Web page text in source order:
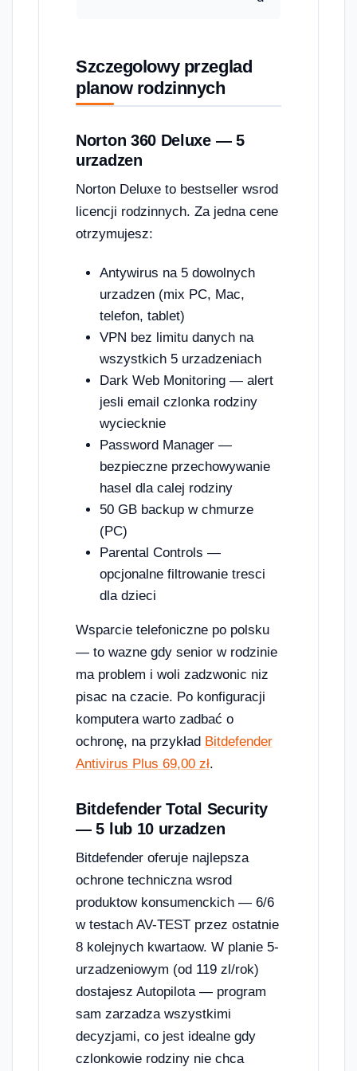
Szczegolowy przeglad
planow rodzinnych
Norton 360 Deluxe — 5
urzadzen
Norton Deluxe to bestseller wsrod
licencji rodzinnych. Za jedna cene
otrzymujesz:
Antywirus na 5 dowolnych
urzadzen (mix PC, Mac,
telefon, tablet)
VPN bez limitu danych na
wszystkich 5 urzadzeniach
Dark Web Monitoring — alert
jesli email czlonka rodziny
wyciecknie
Password Manager —
bezpieczne przechowywanie
hasel dla calej rodziny
50 GB backup w chmurze
(PC)
Parental Controls —
opcjonalne filtrowanie tresci
dla dzieci
Wsparcie telefoniczne po polsku
— to wazne gdy senior w rodzinie
ma problem i woli zadzwonic niz
pisac na czacie. Po konfiguracji
komputera warto zadbać o
ochronę, na przykład Bitdefender
Antivirus Plus 69,00 zł.
Bitdefender Total Security
— 5 lub 10 urzadzen
Bitdefender oferuje najlepsza
ochrone techniczna wsrod
produktow konsumenckich — 6/6
w testach AV-TEST przez ostatnie
8 kolejnych kwartaow. W planie 5-
urzadzeniowym (od 119 zl/rok)
dostajesz Autopilota — program
sam zarzadza wszystkimi
decyzjami, co jest idealne gdy
czlonkowie rodziny nie chca